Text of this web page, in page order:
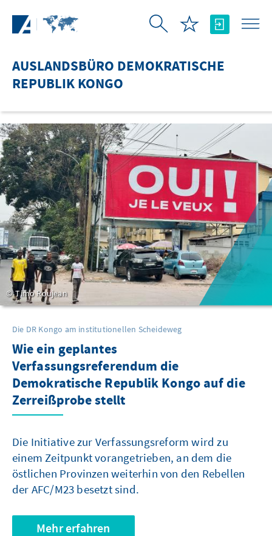
AUSLANDSBÜRO DEMOKRATISCHE
REPUBLIK KONGO
Timo Roujean
Die DR Kongo am institutionellen Scheideweg
Wie ein geplantes
Verfassungsreferendum die
Demokratische Republik Kongo auf die
Zerreißprobe stellt
Die Initiative zur Verfassungsreform wird zu
einem Zeitpunkt vorangetrieben, an dem die
östlichen Provinzen weiterhin von den Rebellen
der AFC/M23 besetzt sind.
Mehr erfahren